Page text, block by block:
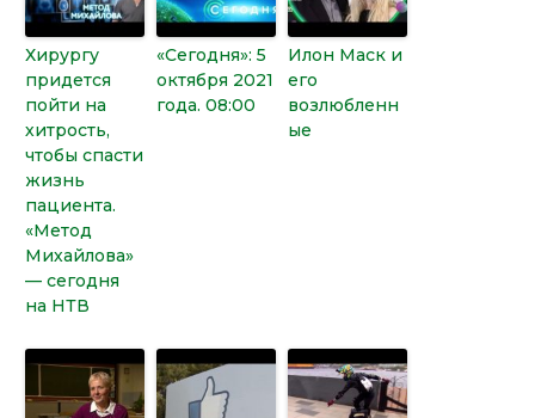
Хирургу
придется
пойти на
хитрость,
чтобы спасти
жизнь
пациента.
«Метод
Михайлова»
— сегодня
на НТВ
«Сегодня»: 5
октября 2021
года. 08:00
Илон Маск и
его
возлюбленн
ые